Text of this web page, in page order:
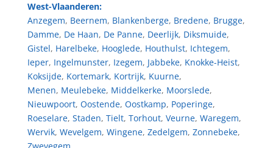
West-Vlaanderen:
Anzegem, Beernem, Blankenberge, Bredene, Brugge,
Damme, De Haan, De Panne, Deerlijk, Diksmuide,
Gistel, Harelbeke, Hooglede, Houthulst, Ichtegem,
Ieper, Ingelmunster, Izegem, Jabbeke, Knokke-Heist,
Koksijde, Kortemark, Kortrijk, Kuurne,
Menen, Meulebeke, Middelkerke, Moorslede,
Nieuwpoort, Oostende, Oostkamp, Poperinge,
Roeselare, Staden, Tielt, Torhout, Veurne, Waregem,
Wervik, Wevelgem, Wingene, Zedelgem, Zonnebeke,